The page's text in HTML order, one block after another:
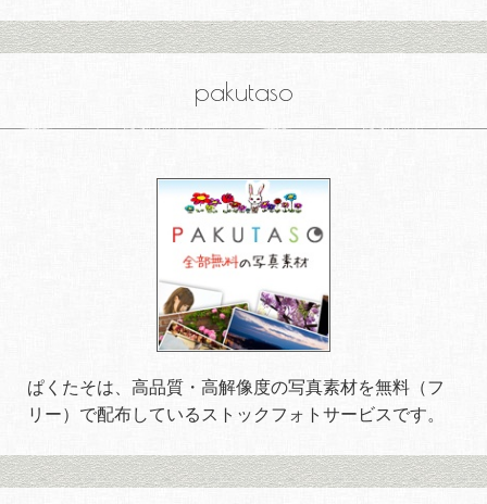
pakutaso
ぱくたそは、高品質・高解像度の写真素材を無料（フ
リー）で配布しているストックフォトサービスです。